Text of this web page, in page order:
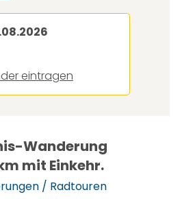
eintragen
Wanderung
mit Einkehr.
/ Radtouren